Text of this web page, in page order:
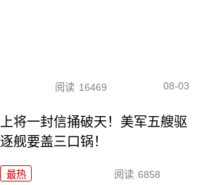
阅读 16469 08-03
上将一封信捅破天！美军五艘驱
逐舰要盖三口锅！
最热 阅读 6858